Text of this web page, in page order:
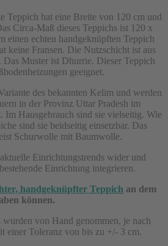
Teppich hat eine Breite von 120 cm und
Circa-Maß dieses Teppichs ist 120 x
einen echten handgeknüpften Teppich
keine Fransen. Die Nutzschicht ist aus
Muster ist Dhurrie. Dieser Teppich
geeignet.
des bekannten Kelim und werden
in der Provinz Uttar Pradesh im
Im Hausgebrauch sind sie vielseitig. Wie
sind sie beidseitig einsetzbar. Das
Schurwolle mit Baumwolle.
Einrichtungstrends wider und
Einrichtung integrieren.
handgeknüpfter Teppich an dem
können.
wurden von Hand genommen, je nach
einer Toleranz von bis zu +/- 3 cm.